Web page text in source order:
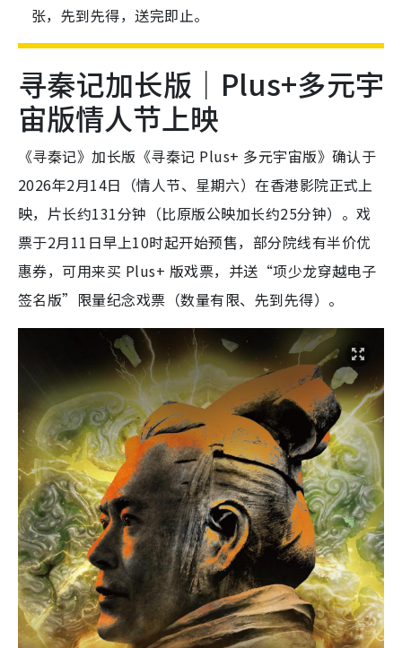
张，先到先得，送完即止。
寻秦记加长版｜Plus+多元宇
宙版情人节上映
《寻秦记》加长版《寻秦记 Plus+ 多元宇宙版》确认于
2026年2月14日（情人节、星期六）在香港影院正式上
映，片长约131分钟（比原版公映加长约25分钟）。戏
票于2月11日早上10时起开始预售，部分院线有半价优
惠券，可用来买 Plus+ 版戏票，并送“项少龙穿越电子
签名版”限量纪念戏票（数量有限、先到先得）。